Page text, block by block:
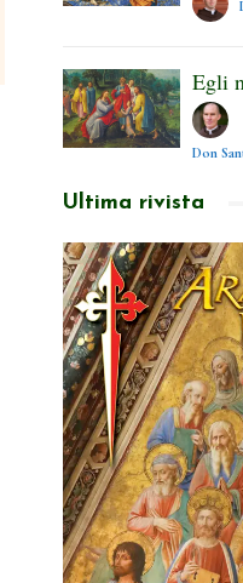
Egli
Don
Ultima rivista